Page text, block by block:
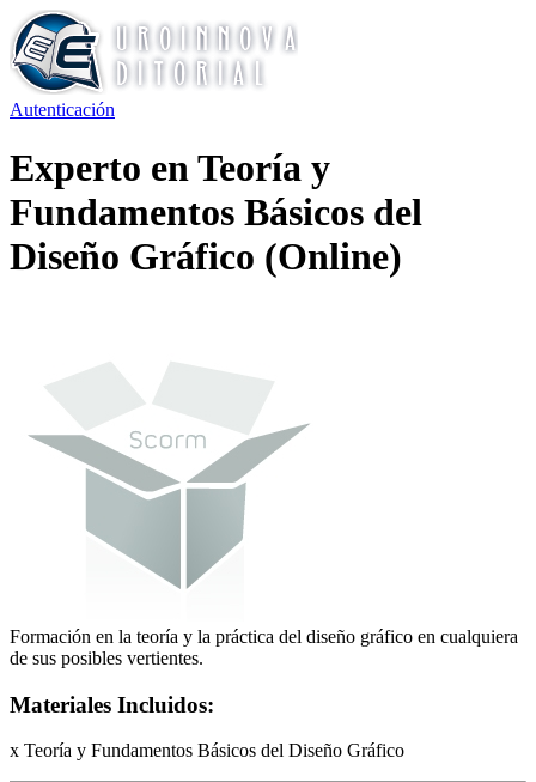
Autenticación
Experto en Teoría y
Fundamentos Básicos del
Diseño Gráfico (Online)
Formación en la teoría y la práctica del diseño gráfico en cualquiera
de sus posibles vertientes.
Materiales Incluidos:
x Teoría y Fundamentos Básicos del Diseño Gráfico